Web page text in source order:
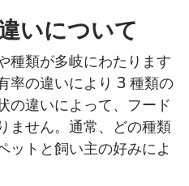
いについて​
種類が​多岐にわたります
率の違いにより 3 種類の
の違い​によって、フード
ません。通常、どの種類
ットと飼い主の好みによ